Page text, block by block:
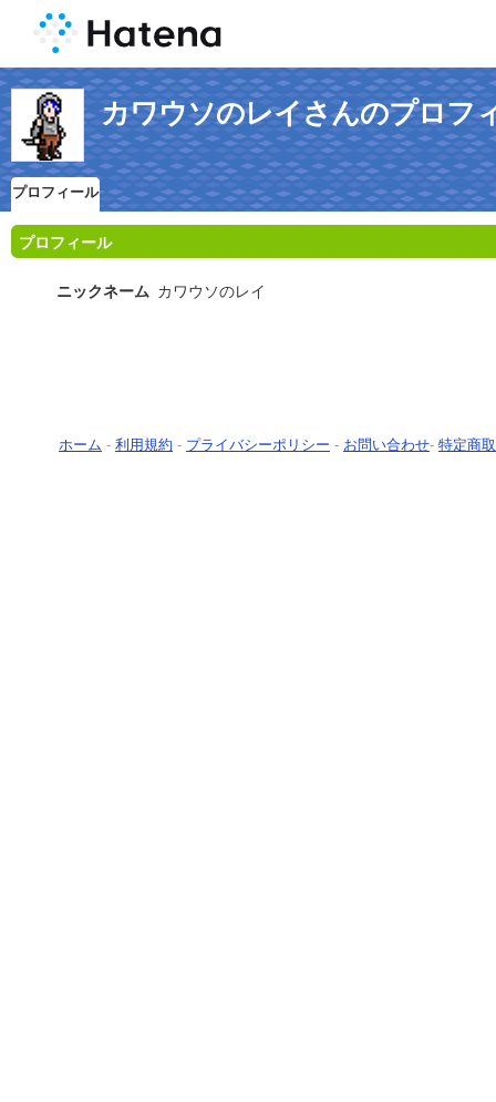
カワウソのレイさんのプロフ
プロフィール
プロフィール
ニックネーム カワウソのレイ
ホーム - 利用規約 - プライバシーポリシー - お問い合わせ- 特定商